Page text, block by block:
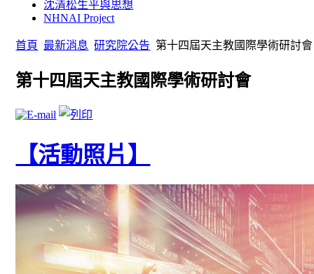
沈清松生平與思想
NHNAI Project
首頁 最新消息 研究院公告 第十四屆天主教國際學術研討會
第十四屆天主教國際學術研討會
【活動照片】